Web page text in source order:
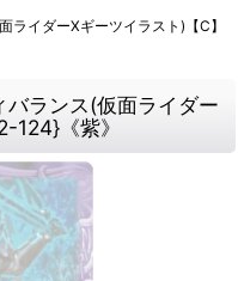
ライダーXギーツイラスト)【C】
ランス(仮面ライダー
124}《紫》